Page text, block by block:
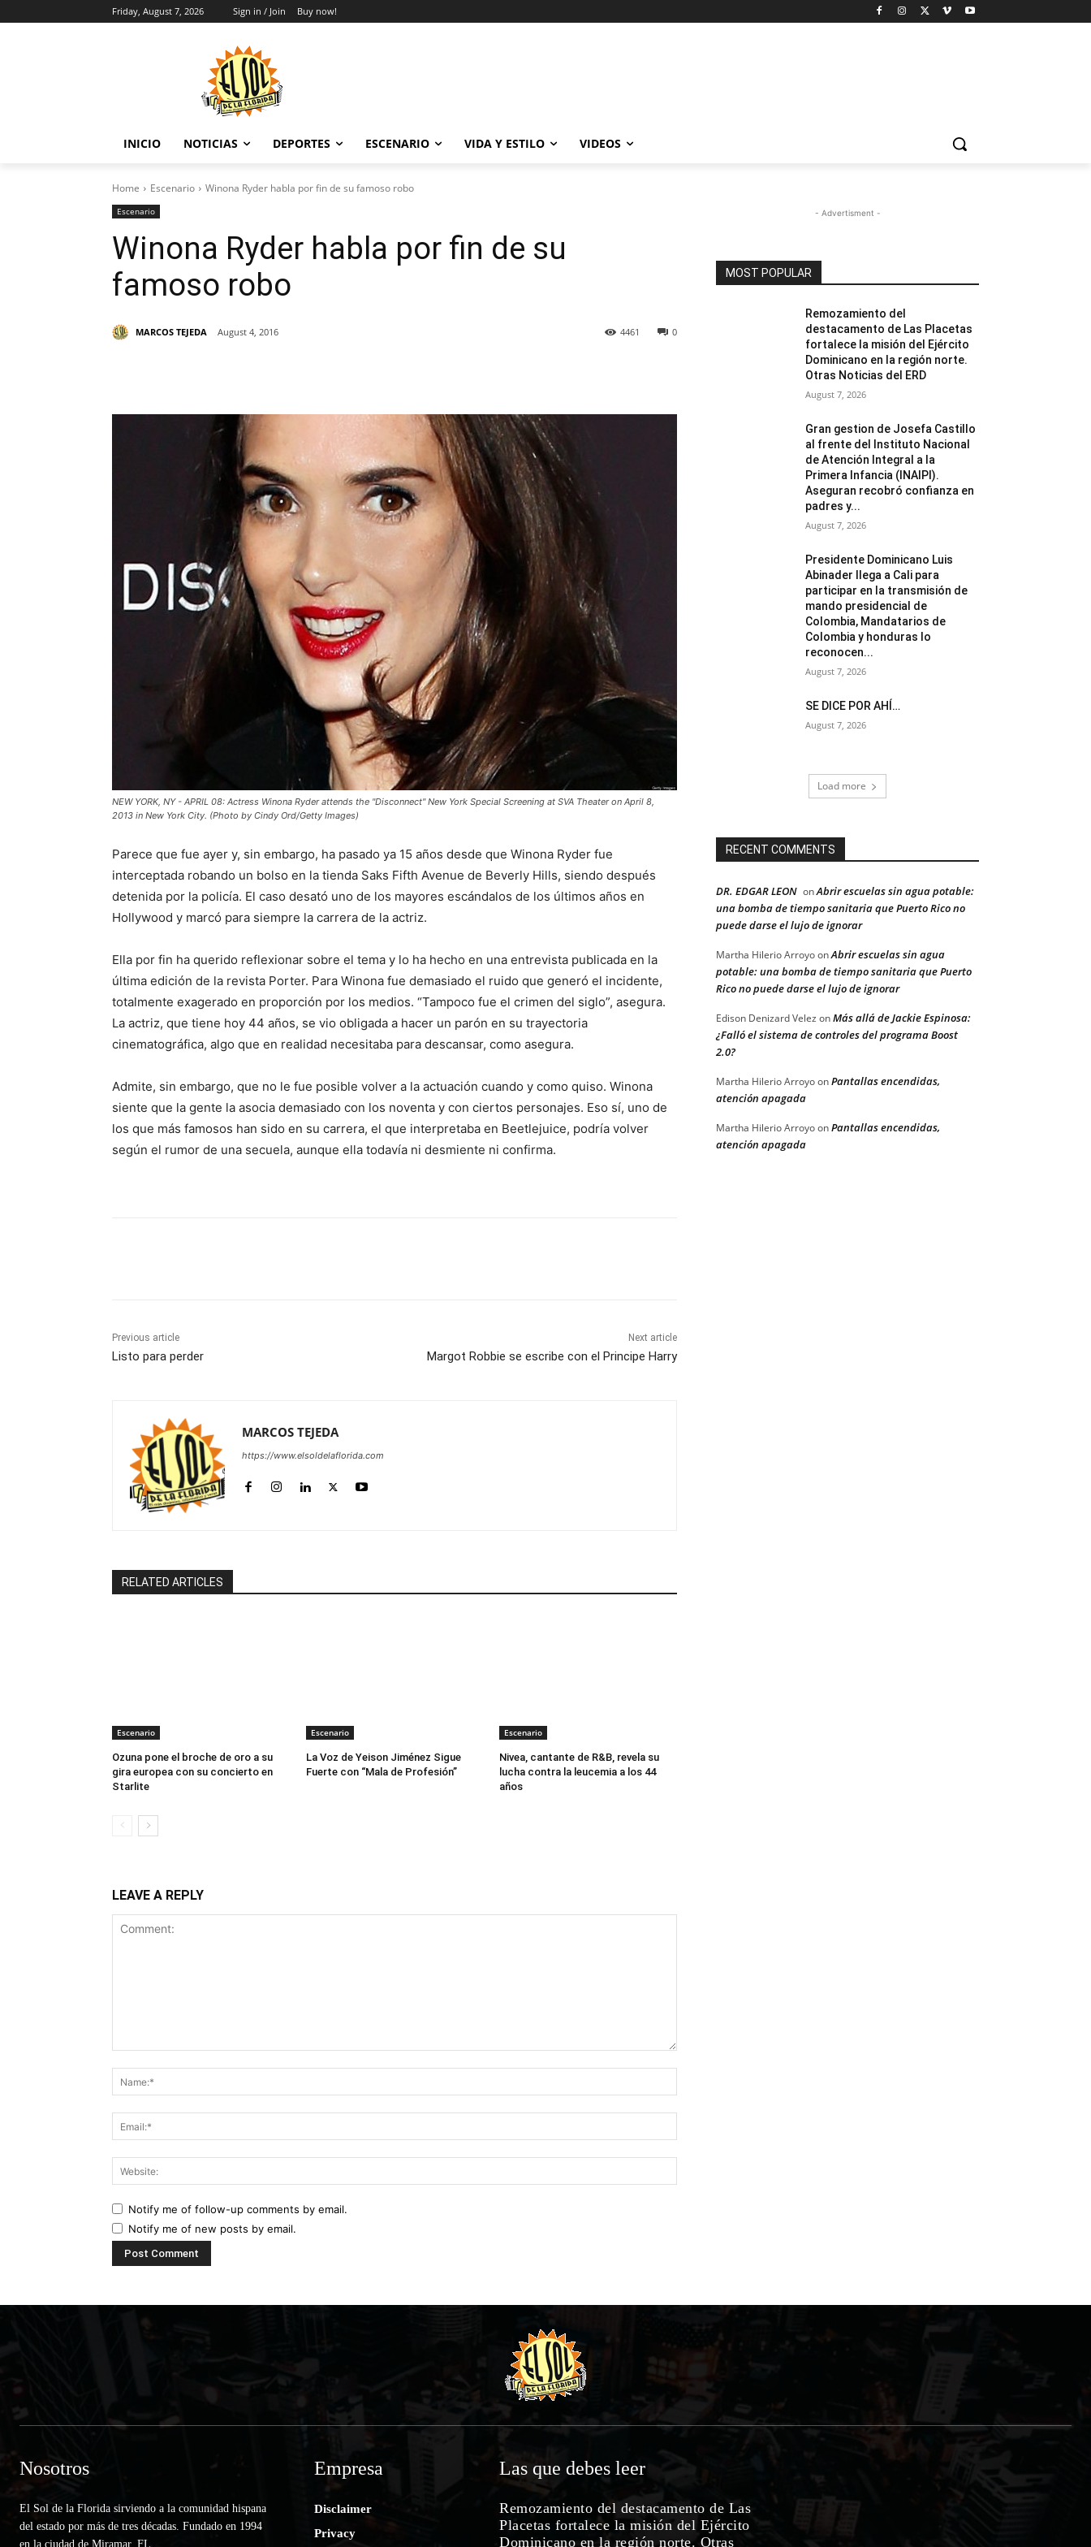
Friday, August 7, 2026 Sign in / Join Buy now!
INICIO NOTICIAS DEPORTES ESCENARIO VIDA Y ESTILO VIDEOS
Home Escenario Winona Ryder habla por fin de su famoso robo
Escenario
Winona Ryder habla por fin de su
famoso robo
MARCOS TEJEDA August 4, 2016 0
4461
NEW YORK, NY - APRIL 08: Actress Winona Ryder attends the "Disconnect" New York Special Screening at SVA Theater on April 8,
2013 in New York City. (Photo by Cindy Ord/Getty Images)
Parece que fue ayer y, sin embargo, ha pasado ya 15 años desde que Winona Ryder fue
interceptada robando un bolso en la tienda Saks Fifth Avenue de Beverly Hills, siendo después
detenida por la policía. El caso desató uno de los mayores escándalos de los últimos años en
Hollywood y marcó para siempre la carrera de la actriz.
Ella por fin ha querido reflexionar sobre el tema y lo ha hecho en una entrevista publicada en la
última edición de la revista Porter. Para Winona fue demasiado el ruido que generó el incidente,
totalmente exagerado en proporción por los medios. “Tampoco fue el crimen del siglo”, asegura.
La actriz, que tiene hoy 44 años, se vio obligada a hacer un parón en su trayectoria
cinematográfica, algo que en realidad necesitaba para descansar, como asegura.
Admite, sin embargo, que no le fue posible volver a la actuación cuando y como quiso. Winona
siente que la gente la asocia demasiado con los noventa y con ciertos personajes. Eso sí, uno de
los que más famosos han sido en su carrera, el que interpretaba en Beetlejuice, podría volver
según el rumor de una secuela, aunque ella todavía ni desmiente ni confirma.
Previous article
Listo para perder
Next article
Margot Robbie se escribe con el Principe Harry
MARCOS TEJEDA
https://www.elsoldelaflorida.com
RELATED ARTICLES
Escenario
Ozuna pone el broche de oro a su
gira europea con su concierto en
Starlite
Escenario
La Voz de Yeison Jiménez Sigue
Fuerte con “Mala de Profesión”
Escenario
Nivea, cantante de R&B, revela su
lucha contra la leucemia a los 44
años
LEAVE A REPLY
Notify me of follow-up comments by email.
Notify me of new posts by email.
- Advertisment -
MOST POPULAR
Remozamiento del
destacamento de Las Placetas
fortalece la misión del Ejército
Dominicano en la región norte.
Otras Noticias del ERD
August 7, 2026
Gran gestion de Josefa Castillo
al frente del Instituto Nacional
de Atención Integral a la
Primera Infancia (INAIPI).
Aseguran recobró confianza en
padres y...
August 7, 2026
Presidente Dominicano Luis
Abinader llega a Cali para
participar en la transmisión de
mando presidencial de
Colombia, Mandatarios de
Colombia y honduras lo
reconocen...
August 7, 2026
SE DICE POR AHÍ…
August 7, 2026
Load more
RECENT COMMENTS
DR. EDGAR LEON onAbrir escuelas sin agua potable:
una bomba de tiempo sanitaria que Puerto Rico no
puede darse el lujo de ignorar
Martha Hilerio ArroyoonAbrir escuelas sin agua
potable: una bomba de tiempo sanitaria que Puerto
Rico no puede darse el lujo de ignorar
Edison Denizard Velez onMás allá de Jackie Espinosa:
¿Falló el sistema de controles del programa Boost
2.0?
Martha Hilerio ArroyoonPantallas encendidas,
atención apagada
Martha Hilerio ArroyoonPantallas encendidas,
atención apagada
Nosotros
El Sol de la Florida sirviendo a la comunidad hispana
del estado por más de tres décadas. Fundado en 1994
en la ciudad de Miramar, FL.
Empresa
Disclaimer
Privacy
Las que debes leer
Remozamiento del destacamento de Las
Placetas fortalece la misión del Ejército
Dominicano en la región norte. Otras